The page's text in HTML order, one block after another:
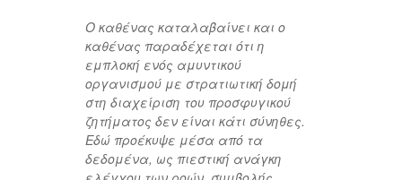
Ο καθένας καταλαβαίνει και ο
καθένας παραδέχεται ότι η
εμπλοκή ενός αμυντικού
οργανισμού με στρατιωτική δομή
στη διαχείριση του προσφυγικού
ζητήματος δεν είναι κάτι σύνηθες.
Εδώ προέκυψε μέσα από τα
δεδομένα, ως πιεστική ανάγκη